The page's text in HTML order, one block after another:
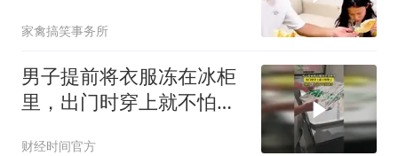
家禽搞笑事务所
男子提前将衣服冻在冰柜
里，出门时穿上就不怕热
财经时间官方